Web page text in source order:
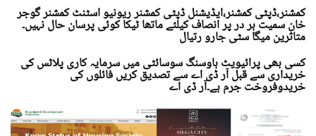
کمشنر،ڈپٹی کمشنر،ایڈیشنل ڈپٹی کمشنر ریونیو اسٹنٹ کمشنر گوجر
خان سمیت ہر در پر انصاف کیلئے ماتھا ٹیکا کوئی پرسان حال نہیں۔
متاثرین میگا سٹی جارو رتیال
کسی بھی پرائیویٹ ہاوسنگ سوسائٹی میں سرمایہ کاری پلاٹس کی
خریداری سے قبل آر ڈی اے سے تصدیق کریں فائلوں کی
خریدوفروخت جرم ہے۔آر ڈی اے